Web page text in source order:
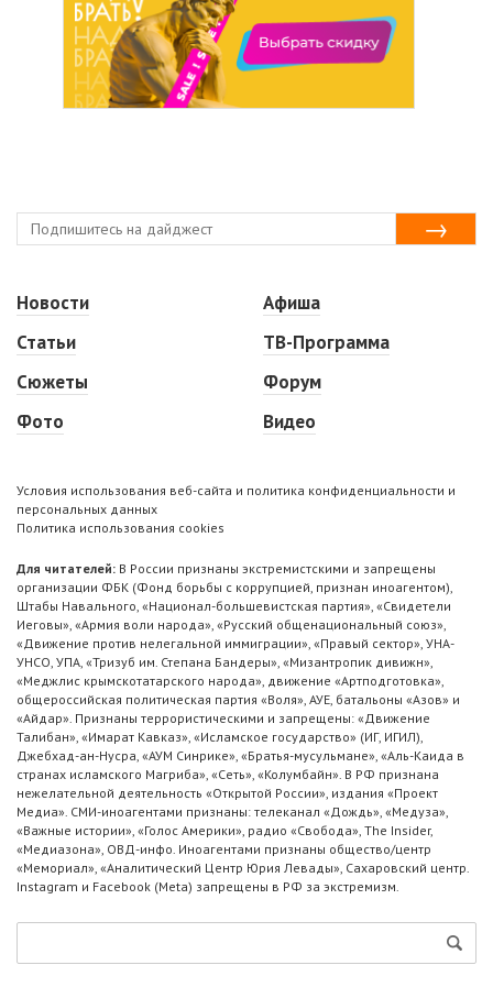
Новости
Статьи
Сюжеты
Фото
Афиша
ТВ-Программа
Форум
Видео
Условия использования веб-сайта и политика конфиденциальности и
персональных данных
Политика использования cookies
Для читателей: В России признаны экстремистскими и запрещены
организации ФБК (Фонд борьбы с коррупцией, признан иноагентом),
Штабы Навального, «Национал-большевистская партия», «Свидетели
Иеговы», «Армия воли народа», «Русский общенациональный союз»,
«Движение против нелегальной иммиграции», «Правый сектор», УНА-
УНСО, УПА, «Тризуб им. Степана Бандеры», «Мизантропик дивижн»,
«Меджлис крымскотатарского народа», движение «Артподготовка»,
общероссийская политическая партия «Воля», АУЕ, батальоны «Азов» и
«Айдар». Признаны террористическими и запрещены: «Движение
Талибан», «Имарат Кавказ», «Исламское государство» (ИГ, ИГИЛ),
Джебхад-ан-Нусра, «АУМ Синрике», «Братья-мусульмане», «Аль-Каида в
странах исламского Магриба», «Сеть», «Колумбайн». В РФ признана
нежелательной деятельность «Открытой России», издания «Проект
Медиа». СМИ-иноагентами признаны: телеканал «Дождь», «Медуза»,
«Важные истории», «Голос Америки», радио «Свобода», The Insider,
«Медиазона», ОВД-инфо. Иноагентами признаны общество/центр
«Мемориал», «Аналитический Центр Юрия Левады», Сахаровский центр.
Instagram и Facebook (Metа) запрещены в РФ за экстремизм.